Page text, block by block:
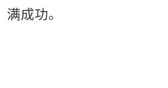
满成功。